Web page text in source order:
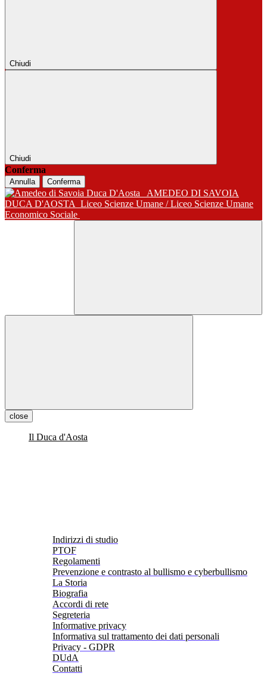
Chiudi
Chiudi
Conferma
Annulla Conferma
AMEDEO DI SAVOIA
DUCA D'AOSTA Liceo Scienze Umane / Liceo Scienze Umane
Economico Sociale
close
Il Duca d'Aosta
Indirizzi di studio
PTOF
Regolamenti
Prevenzione e contrasto al bullismo e cyberbullismo
La Storia
Biografia
Accordi di rete
Segreteria
Informative privacy
Informativa sul trattamento dei dati personali
Privacy - GDPR
DUdA
Contatti